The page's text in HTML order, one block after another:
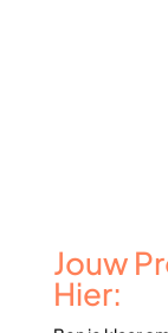
Jouw
Hier: